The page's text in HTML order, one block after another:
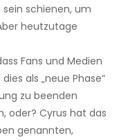
schienen, um
heutzutage
Fans und Medien
als „neue Phase“
zu beenden
oder? Cyrus hat das
genannten,